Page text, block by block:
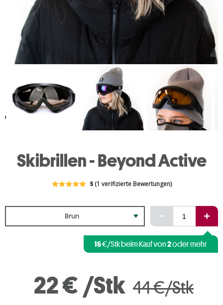
Skibrillen - Beyond Active
5(1 verifizierte Bewertungen)
Brun
16€/Stk beim Kauf von2oder mehr
22 € /Stk 44 €/Stk